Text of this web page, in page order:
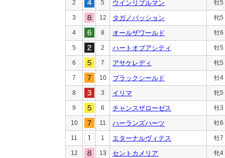
2 5 ウインリブルマン 牡5
3 12 タガノパッション 牝5
4 8 オールザワールド 牡6
5 2 ハートオブアシティ 牡5
6 7 アサケレディ 牝5
7 10 ブラックシールド 牡4
8 3 イリマ 牝5
9 6 チャンスザローゼス 牡3
10 11 ハーランズハーツ 牡6
11 1 エターナルヴィテス 牡7
12 13 セントカメリア 牝4